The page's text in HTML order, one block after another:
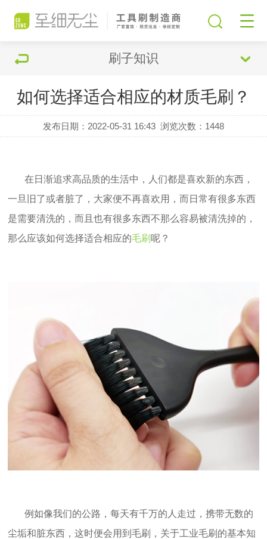
刷子知识
如何选择适合相应的材质毛刷？
发布日期：2022-05-31 16:43 浏览次数： 1448
在日渐追求高品质的生活中，人们都是喜欢新的东西，
一旦旧了或者脏了，大家便不再喜欢用，而日常有很多东西
是需要清洗的，而且也有很多东西不那么容易被清洗掉的，
那么应该如何选择适合相应的毛刷 呢？
例如像我们的公路，每天有千万的人走过，携带无数的
尘垢和脏东西，这时便会用到毛刷，关于工业毛刷的基本知